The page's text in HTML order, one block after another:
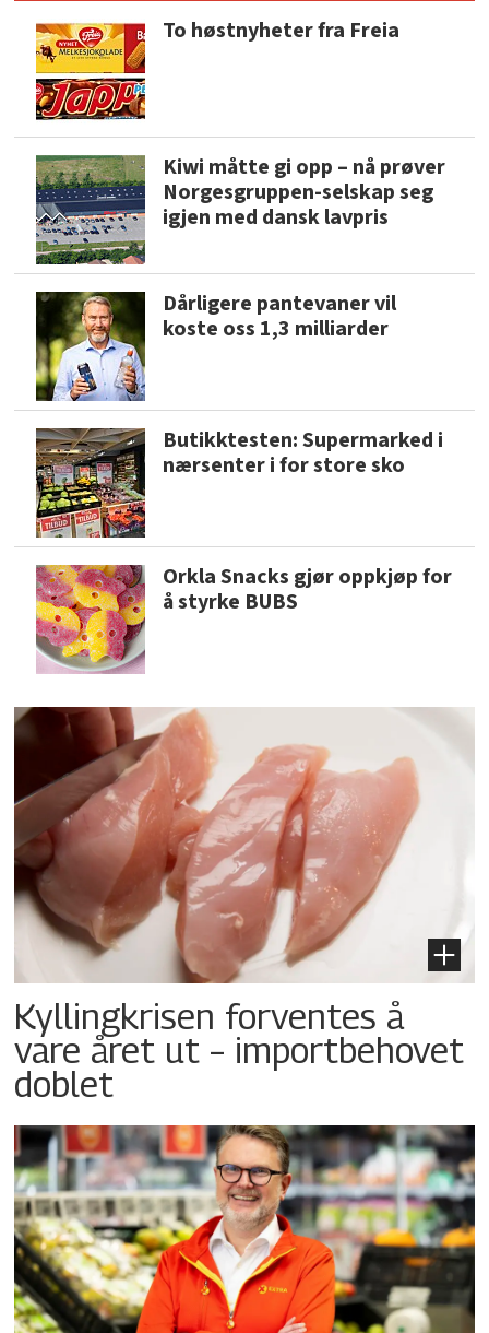
To høstnyheter fra Freia
Kiwi måtte gi opp – nå prøver
Norgesgruppen-selskap seg
igjen med dansk lavpris
Dårligere pantevaner vil
koste oss 1,3 milliarder
Butikktesten: Supermarked i
nærsenter i for store sko
Orkla Snacks gjør oppkjøp for
å styrke BUBS
Kyllingkrisen forventes å
vare året ut – importbehovet
doblet